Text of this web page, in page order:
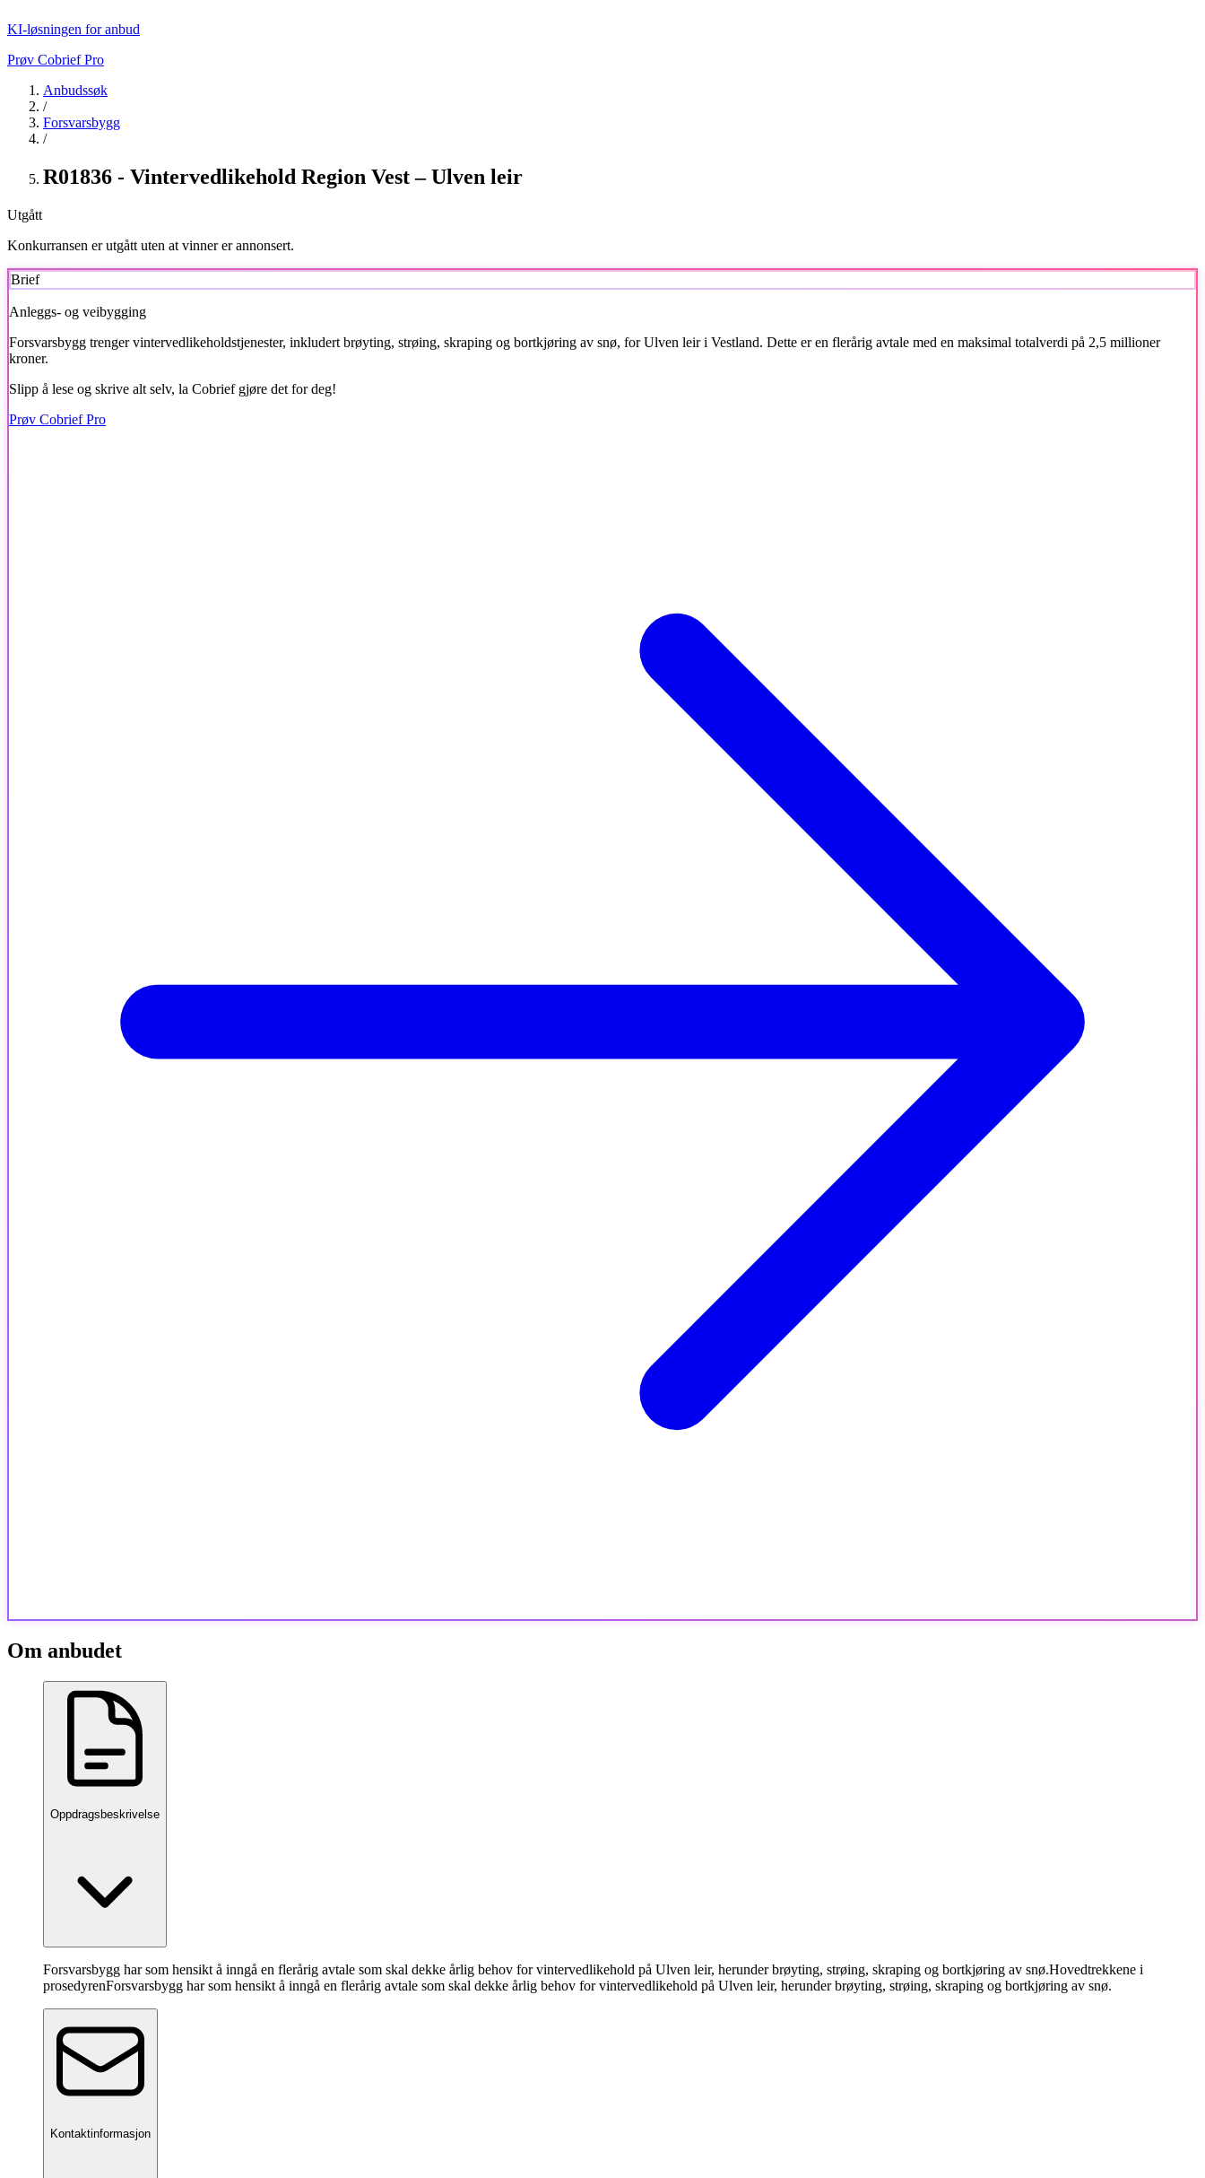
KI-løsningen for anbud
Prøv Cobrief Pro
Anbudssøk
/
Forsvarsbygg
/
R01836 - Vintervedlikehold Region Vest – Ulven leir
Utgått
Konkurransen er utgått uten at vinner er annonsert.
Brief
Anleggs- og veibygging
Forsvarsbygg trenger vintervedlikeholdstjenester, inkludert brøyting, strøing, skraping og bortkjøring av snø, for Ulven leir i Vestland. Dette er en flerårig avtale med en maksimal totalverdi på 2,5 millioner
kroner.
Slipp å lese og skrive alt selv, la Cobrief gjøre det for deg!
Prøv Cobrief Pro
Om anbudet
Oppdragsbeskrivelse
Forsvarsbygg har som hensikt å inngå en flerårig avtale som skal dekke årlig behov for vintervedlikehold på Ulven leir, herunder brøyting, strøing, skraping og bortkjøring av snø.Hovedtrekkene i
prosedyrenForsvarsbygg har som hensikt å inngå en flerårig avtale som skal dekke årlig behov for vintervedlikehold på Ulven leir, herunder brøyting, strøing, skraping og bortkjøring av snø.
Kontaktinformasjon